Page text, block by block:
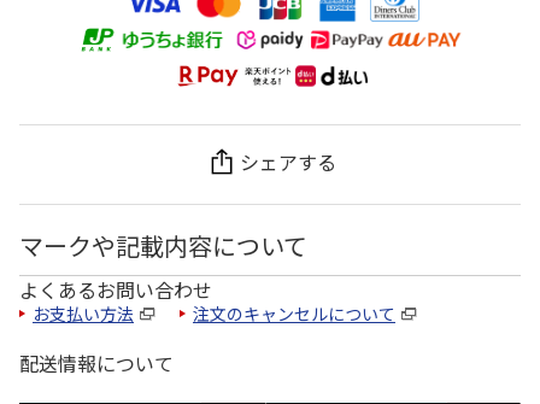
シェアする
マークや記載内容について
よくあるお問い合わせ
お支払い方法 注文のキャンセルについて
配送情報について